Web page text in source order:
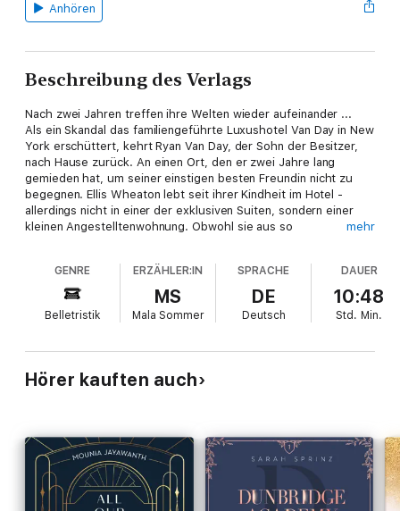
Anhören
Beschreibung des Verlags
Nach zwei Jahren treffen ihre Welten wieder aufeinander ...
Als ein Skandal das familiengeführte Luxushotel Van Day in New
York erschüttert, kehrt Ryan Van Day, der Sohn der Besitzer,
nach Hause zurück. An einen Ort, den er zwei Jahre lang
gemieden hat, um seiner einstigen besten Freundin nicht zu
begegnen. Ellis Wheaton lebt seit ihrer Kindheit im Hotel -
allerdings nicht in einer der exklusiven Suiten, sondern einer
kleinen Angestelltenwohnung. Obwohl sie aus so
veränderte. Als sie jetzt wieder aufeinandertreffen, keimen
zwischen ihnen plötzlich neue Gefühle auf: ein Knistern und
Prickeln, das immer stärker wird. Doch können sie jemals ganz
überwinden, was sie schon einmal auseinandergerissen hat?
mehr
GENRE
Belletristik
ERZÄHLER:IN
MS
Mala Sommer
SPRACHE
DE
Deutsch
DAUER
10:48
Std. Min.
Hörer kauften auch